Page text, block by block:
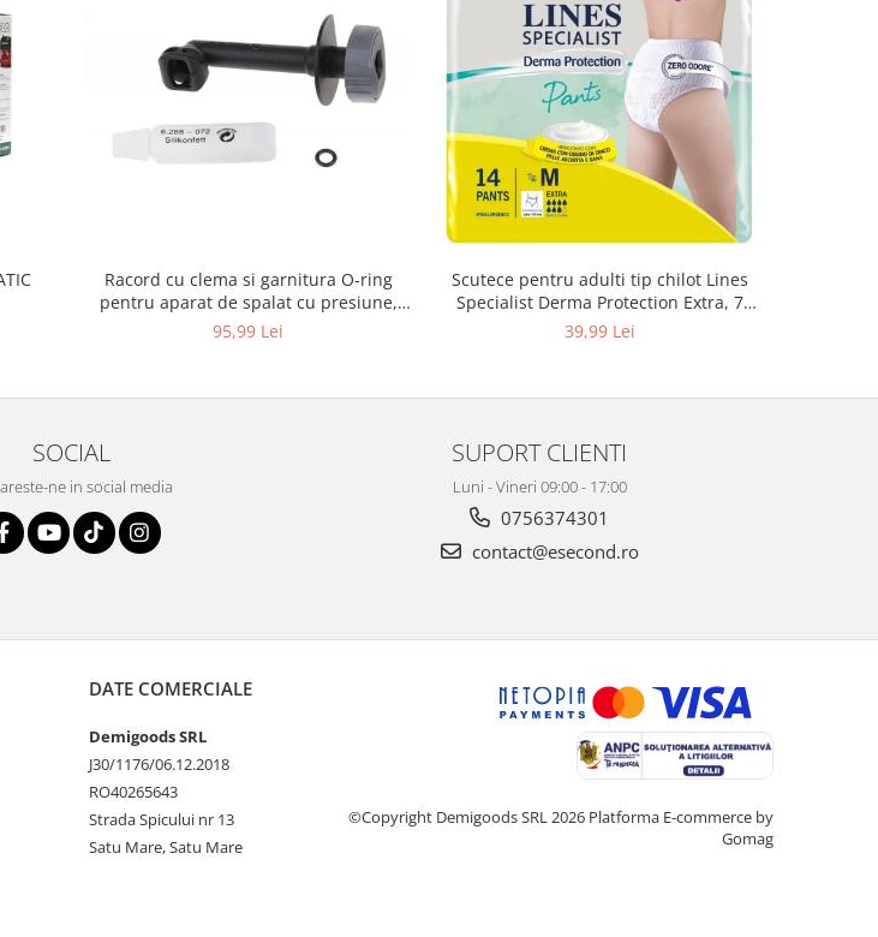
Racord cu clema si garnitura O-ring
pentru aparat de spalat cu presiune,
KARCHER 4.064-047.0, K2, K3, K4
95,99 Lei
Scutece pentru adulti tip chilot Lines
Specialist Derma Protection Extra, 7
picaturi, marimea M, 14 bucati
39,99 Lei
SOCIAL
ne in social media
SUPORT CLIENTI
Luni - Vineri 09:00 - 17:00
0756374301
contact@esecond.ro
DATE COMERCIALE
Demigoods SRL
J30/1176/06.12.2018
RO40265643
Strada Spicului nr 13
Satu Mare, Satu Mare
©Copyright Demigoods SRL 2026 Platforma E-commerce by
Gomag